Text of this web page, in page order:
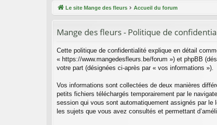
Le site Mange des fleurs Accueil du forum
Mange des fleurs - Politique de
Cette politique de confidentialité explique en détail
« https://www.mangedesfleurs.be/forum ») et phpBB
votre part (désignées ci-après par « vos informations »).
Vos informations sont collectées de deux manières
petits fichiers téléchargés temporairement par le
session qui vous sont automatiquement assignés par
les sujets que vous avez consultés et permettant